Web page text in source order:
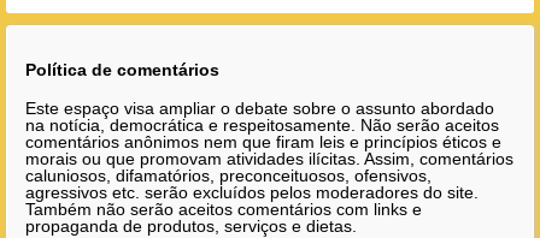
Política de comentários
Este espaço visa ampliar o debate sobre o assunto abordado
na notícia, democrática e respeitosamente. Não serão aceitos
comentários anônimos nem que firam leis e princípios éticos e
morais ou que promovam atividades ilícitas. Assim, comentários
caluniosos, difamatórios, preconceituosos, ofensivos,
agressivos etc. serão excluídos pelos moderadores do site.
Também não serão aceitos comentários com links e
propaganda de produtos, serviços e dietas.